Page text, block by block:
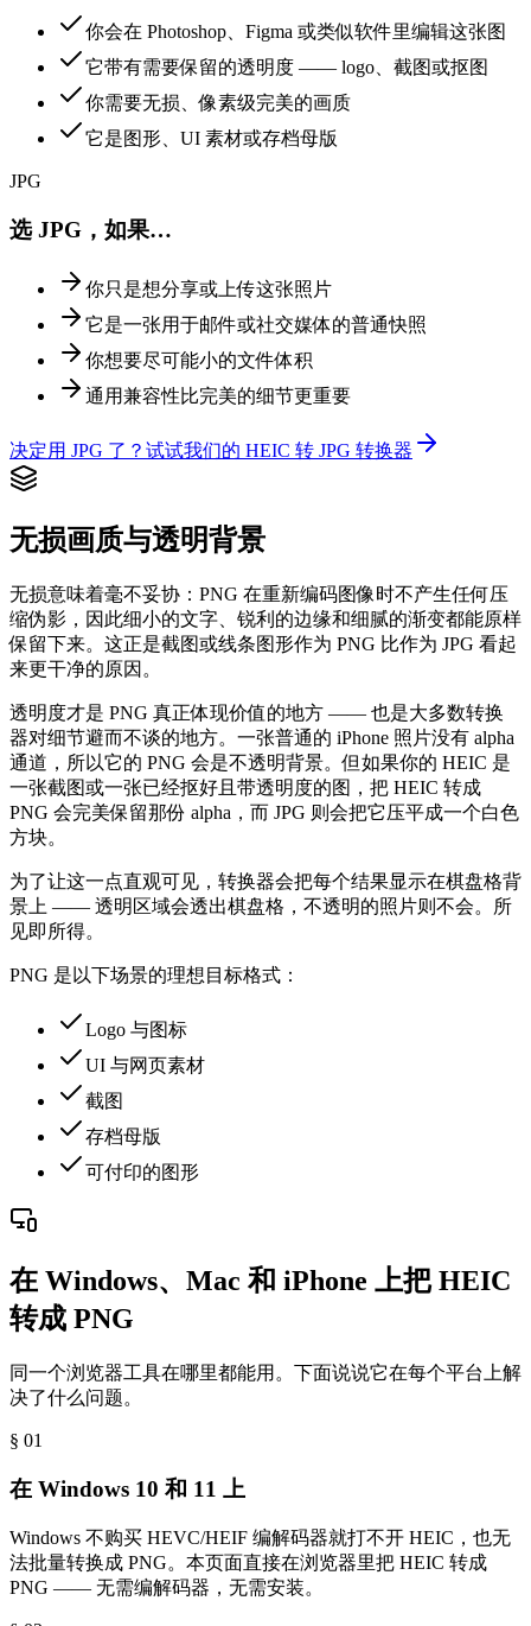
你会在 Photoshop、Figma 或类似软件里编辑这张图
它带有需要保留的透明度 —— logo、截图或抠图
你需要无损、像素级完美的画质
它是图形、UI 素材或存档母版
JPG
选 JPG，如果…
你只是想分享或上传这张照片
它是一张用于邮件或社交媒体的普通快照
你想要尽可能小的文件体积
通用兼容性比完美的细节更重要
决定用 JPG 了？试试我们的 HEIC 转 JPG 转换器
无损画质与透明背景
无损意味着毫不妥协：PNG 在重新编码图像时不产生任何压
缩伪影，因此细小的文字、锐利的边缘和细腻的渐变都能原样
保留下来。这正是截图或线条图形作为 PNG 比作为 JPG 看起
来更干净的原因。
透明度才是 PNG 真正体现价值的地方 —— 也是大多数转换
器对细节避而不谈的地方。一张普通的 iPhone 照片没有 alpha
通道，所以它的 PNG 会是不透明背景。但如果你的 HEIC 是
一张截图或一张已经抠好且带透明度的图，把 HEIC 转成
PNG 会完美保留那份 alpha，而 JPG 则会把它压平成一个白色
方块。
为了让这一点直观可见，转换器会把每个结果显示在棋盘格背
景上 —— 透明区域会透出棋盘格，不透明的照片则不会。所
见即所得。
PNG 是以下场景的理想目标格式：
Logo 与图标
UI 与网页素材
截图
存档母版
可付印的图形
在 Windows、Mac 和 iPhone 上把 HEIC
转成 PNG
同一个浏览器工具在哪里都能用。下面说说它在每个平台上解
决了什么问题。
§ 01
在 Windows 10 和 11 上
Windows 不购买 HEVC/HEIF 编解码器就打不开 HEIC，也无
法批量转换成 PNG。本页面直接在浏览器里把 HEIC 转成
PNG —— 无需编解码器，无需安装。